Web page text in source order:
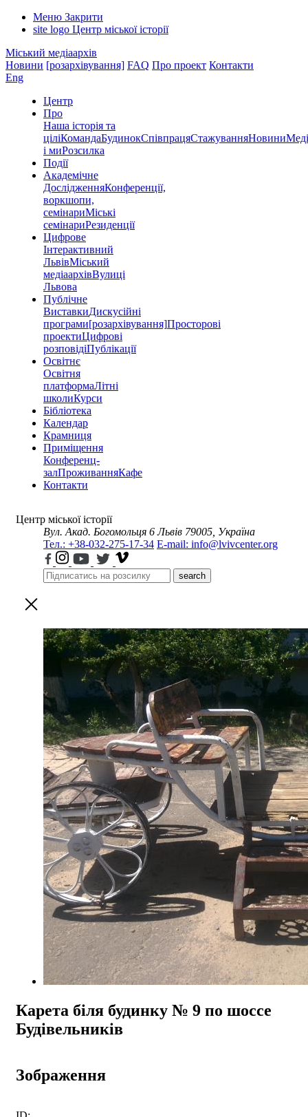
Меню Закрити
site logo Центр міської історії
Міський медіаархів
Новини [розархівування] FAQ Про проект Контакти
Eng
Центр
Про
Наша історія та
ціліКомандаБудинокСпівпрацяСтажуванняНовини
і миРозсилка
Події
Академічне
ДослідженняКонференції,
воркшопи,
семінариМіські
семінариРезиденції
Цифрове
Інтерактивний
ЛьвівМіський
медіаархівВулиці
Львова
Публічне
ВиставкиДискусійні
програми[розархівування]Просторові
проектиЦифрові
розповідіПублікації
Освітнє
Освітня
платформаЛітні
школиКурси
Бібліотека
Календар
Крамниця
Приміщення
Конференц-
залПроживанняКафе
Контакти
Центр міської історії
Вул. Акад. Богомольця 6 Львів 79005, Україна
Тел.: +38-032-275-17-34 E-mail: info@lvivcenter.org
search
Карета біля будинку № 9 по шоссе
Будівельників
Зображення